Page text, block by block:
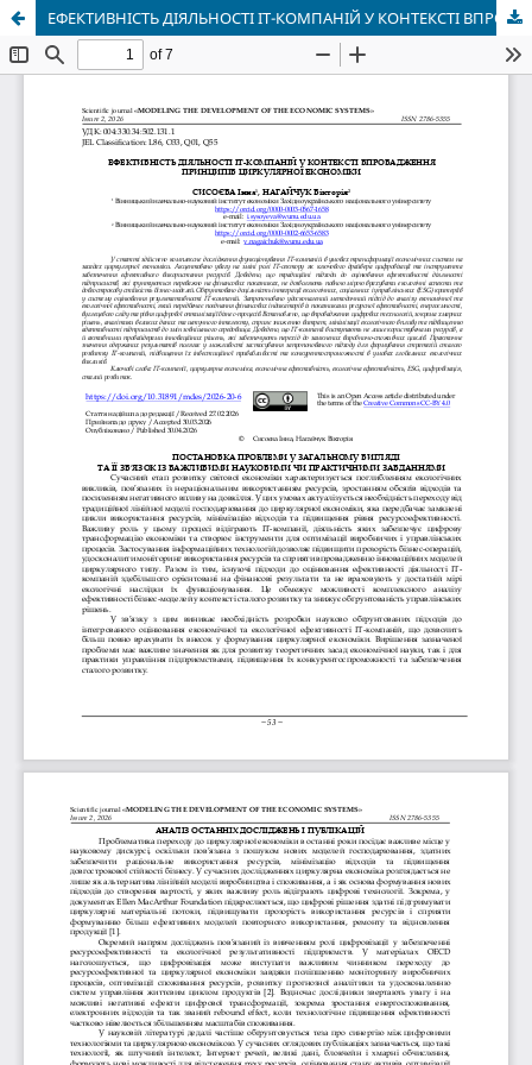
ЕФЕКТИВНІСТЬ ДІЯЛЬНОСТІ ІТ-КОМПАНІЙ У КОНТЕКСТІ ВПРОВАДЖЕННЯ ПРИНЦИПІВ ЦИРКУЛЯРНОЇ ЕКОНОМІКИ